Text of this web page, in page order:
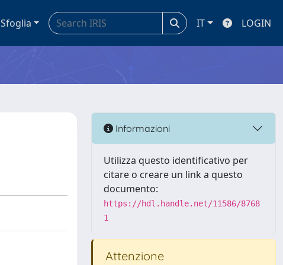
Sfoglia IT LOGIN
Informazioni
Utilizza questo identificativo per
citare o creare un link a questo
documento:
https://hdl.handle.net/11586/8768
1
Attenzione